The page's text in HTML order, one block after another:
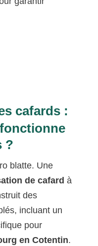
cafards :
?
blatte. Une
de cafard à
des
incluant un
pour
en Cotentin.